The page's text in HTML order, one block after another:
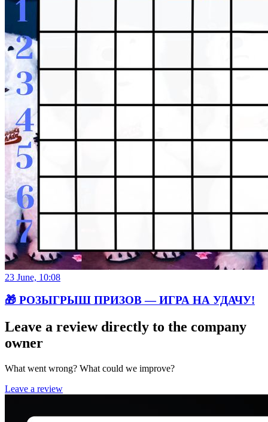
23 June, 10:08
🎁 РОЗЫГРЫШ ПРИЗОВ — ИГРА НА УДАЧУ!
Leave a review directly to the company
owner
What went wrong? What could we improve?
Leave a review